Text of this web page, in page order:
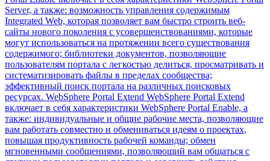
Server, а также: возможность управления содержимым
Integrated Web, которая позволяет вам быстро строить веб-
сайты нового поколения с усовершенствованиями, которые
могут использоваться на протяжении всего существования
содержимого; библиотеки документов, позволяющие
пользователям портала с легкостью делиться, просматривать и
систематизировать файлы в пределах сообщества;
эффективный поиск портала на различных поисковых
ресурсах. WebSphere Portal Extend WebSphere Portal Extend
включает в себя характеристики WebSphere Portal Enable, а
также: индивидуальные и общие рабочие места, позволяющие
вам работать совместно и обмениваться идеям о проектах,
повышая продуктивность рабочей команды; обмен
мгновенными сообщениями, позволяющий вам общаться с